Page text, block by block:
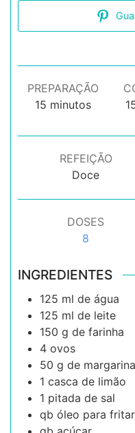
PREPARAÇÃO
15 minutos
minutos
REFEIÇÃO
Doce
DOSES
8
INGREDIENTES
125 ml de água
125 ml de leite
150 g de farinha
4 ovos
50 g de margarina
1 casca de limão
1 pitada de sal
qb óleo para fritar